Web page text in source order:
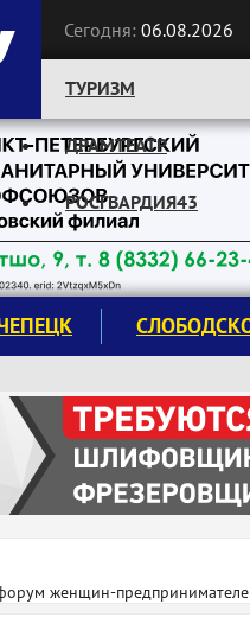
Сегодня: 06.08.2026
ТУРИЗМ
ДРАМТЕАТР
РОСГВАРДИЯ43
женщин-